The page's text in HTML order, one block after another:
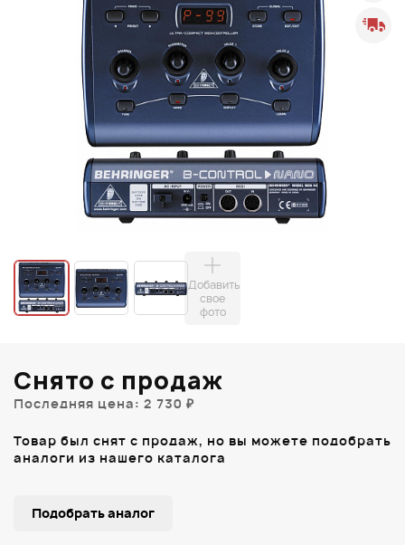
Добавить
свое
фото
Снято с продаж
Последняя цена: 2 730 ₽
Товар был снят с продаж, но вы можете подобрать
аналоги из нашего каталога
Подобрать аналог